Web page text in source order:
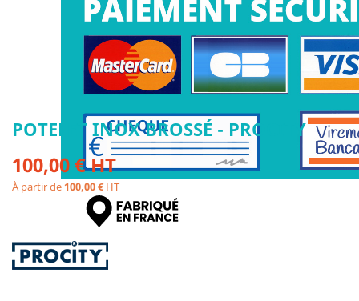
POTELET INOX BROSSÉ - PROCITY
100,00 € HT
À partir de100,00 €HT